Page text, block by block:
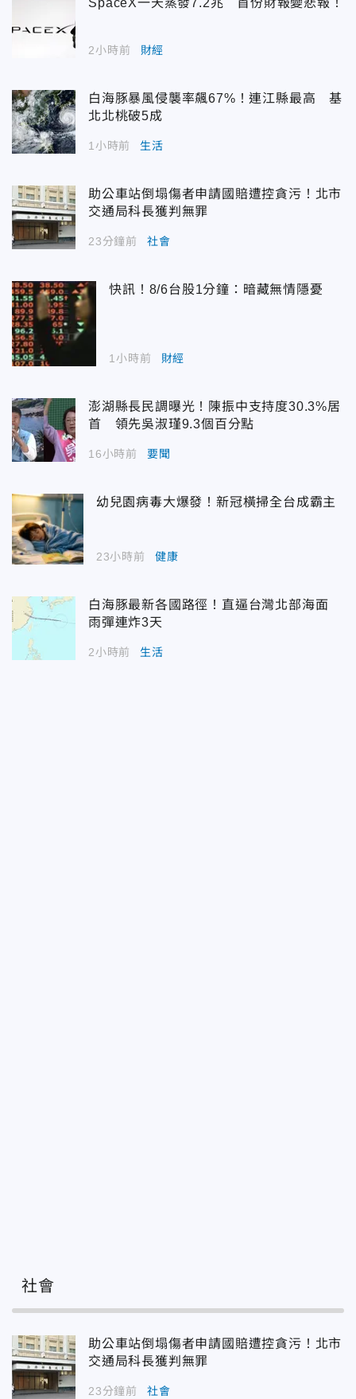
SpaceX一天蒸發7.2兆 首份財報變悲報！
2小時前 財經
白海豚暴風侵襲率飆67%！連江縣最高 基
北北桃破5成
1小時前 生活
助公車站倒塌傷者申請國賠遭控貪污！北市
交通局科長獲判無罪
23分鐘前 社會
快訊！8/6台股1分鐘：暗藏無情隱憂
1小時前 財經
澎湖縣長民調曝光！陳振中支持度30.3%居
首 領先吳淑瑾9.3個百分點
16小時前 要聞
幼兒園病毒大爆發！新冠橫掃全台成霸主
23小時前 健康
白海豚最新各國路徑！直逼台灣北部海面
雨彈連炸3天
2小時前 生活
社會
助公車站倒塌傷者申請國賠遭控貪污！北市
交通局科長獲判無罪
23分鐘前 社會